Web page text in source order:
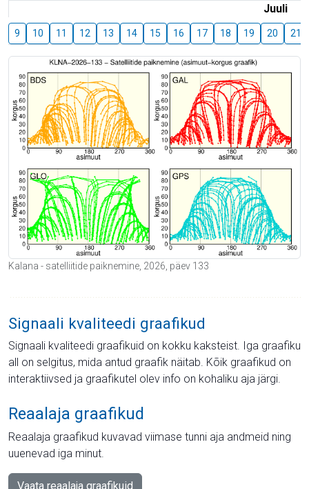
Juuli
9 10 11 12 13 14 15 16 17 18 19 20 21
Kalana - satelliitide paiknemine, 2026, päev 133
Signaali kvaliteedi graafikud
Signaali kvaliteedi graafikuid on kokku kaksteist. Iga graafiku
all on selgitus, mida antud graafik näitab. Kõik graafikud on
interaktiivsed ja graafikutel olev info on kohaliku aja järgi.
Reaalaja graafikud
Reaalaja graafikud kuvavad viimase tunni aja andmeid ning
uuenevad iga minut.
Vaata reaalaja graafikuid